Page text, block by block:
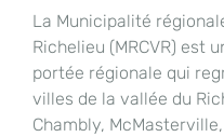
La Municipalité
Richelieu (MRCVR) est
portée régionale qui
villes de la vallée du
Chambly,